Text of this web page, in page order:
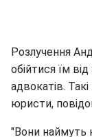
Розлучення
обійтися їм
адвокатів.
юристи,
"Вони наймуть